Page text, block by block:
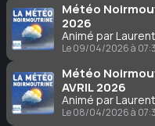
Météo
2026
Animé par Laurent
Le 09/04/2026 à
Météo
AVRIL 2026
Animé par Laurent
Le 08/04/2026 à